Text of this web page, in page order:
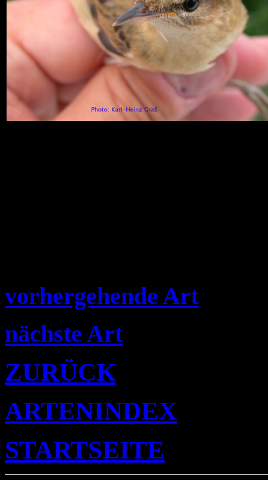
vorhergehende Art
nächste Art
ZURÜCK
ARTENINDEX
STARTSEITE